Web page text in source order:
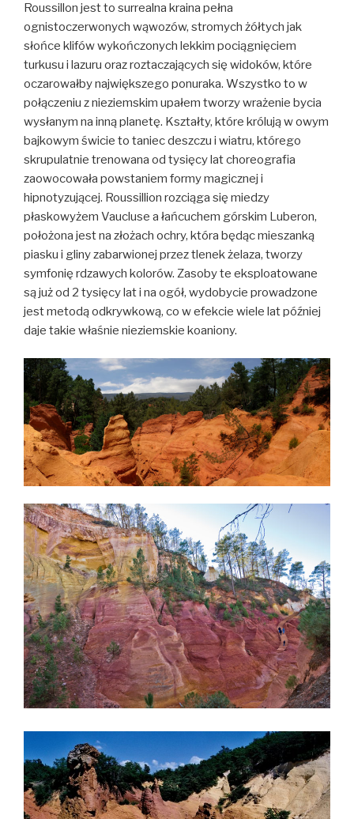
Roussillon jest to surrealna kraina pełna
ognistoczerwonych wąwozów, stromych żółtych jak
słońce klifów wykończonych lekkim pociągnięciem
turkusu i lazuru oraz roztaczających się widoków, które
oczarowałby największego ponuraka. Wszystko to w
połączeniu z nieziemskim upałem tworzy wrażenie bycia
wysłanym na inną planetę. Kształty, które królują w owym
bajkowym świcie to taniec deszczu i wiatru, którego
skrupulatnie trenowana od tysięcy lat choreografia
zaowocowała powstaniem formy magicznej i
hipnotyzującej. Roussillion rozciąga się miedzy
płaskowyżem Vaucluse a łańcuchem górskim Luberon,
położona jest na złożach ochry, która będąc mieszanką
piasku i gliny zabarwionej przez tlenek żelaza, tworzy
symfonię rdzawych kolorów. Zasoby te eksploatowane
są już od 2 tysięcy lat i na ogół, wydobycie prowadzone
jest metodą odkrywkową, co w efekcie wiele lat później
daje takie właśnie nieziemskie koaniony.